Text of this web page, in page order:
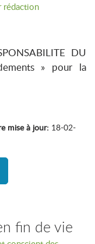
rédaction
DU
» pour la
mise à jour: 18-02-
fin de vie